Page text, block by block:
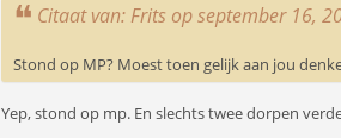
Citaat van: Frits op september 16,
Stond op MP? Moest toen gelijk aan jou
Yep, stond op mp. En slechts twee dorpen